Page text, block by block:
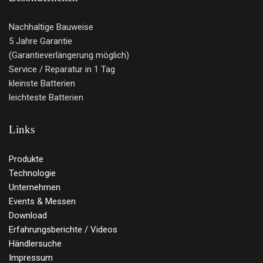
Nachhaltige Bauweise
5 Jahre Garantie
(Garantieverlängerung möglich)
Service / Reparatur in 1 Tag
kleinste Batterien
leichteste Batterien
Links
Produkte
Technologie
Unternehmen
Events & Messen
Download
Erfahrungsberichte / Videos
Händlersuche
Impressum